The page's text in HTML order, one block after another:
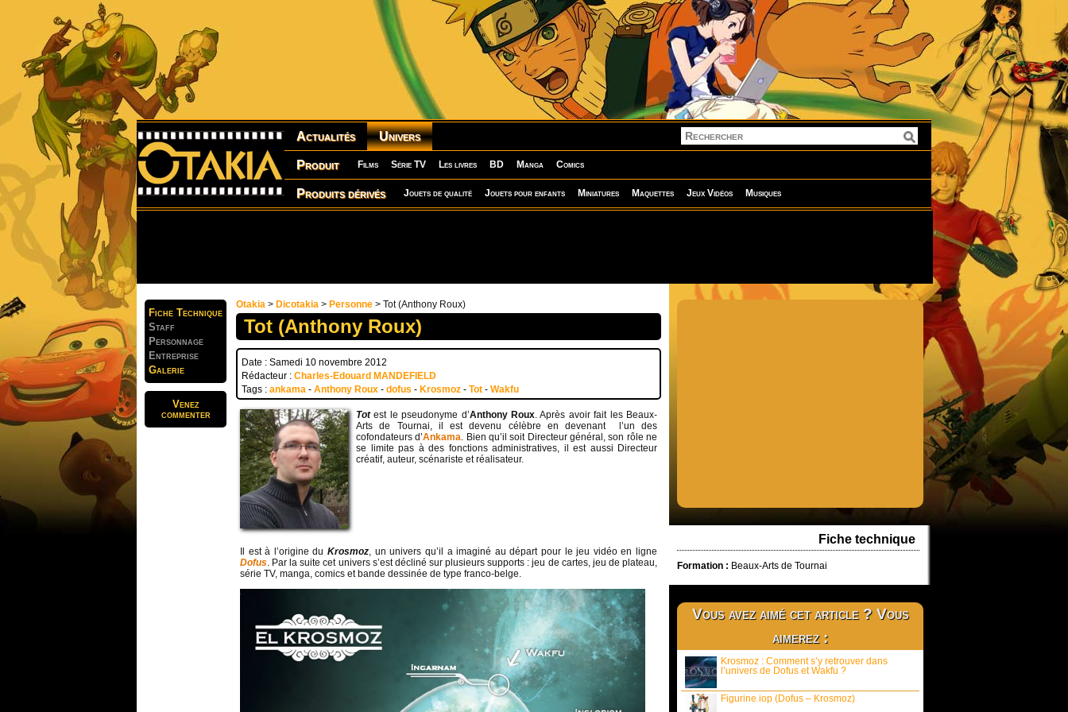
Actualités Univers
Produit Films Série TV Les livres BD Manga Comics
Produits dérivés Jouets de qualité Jouets pour enfants Miniatures Maquettes Jeux Vidéos Musiques
Fiche Technique
Staff
Personnage
Entreprise
Galerie
Venez
commenter
Otakia > Dicotakia > Personne > Tot (Anthony Roux)
Tot (Anthony Roux)
Date : Samedi 10 novembre 2012
Rédacteur : Charles-Edouard MANDEFIELD
Tags : ankama - Anthony Roux - dofus - Krosmoz - Tot - Wakfu
Totest le pseudonyme d’Anthony Roux. Après avoir fait les Beaux-
Arts de Tournai, il est devenu célèbre en devenant l’un des
cofondateurs d’Ankama. Bien qu’il soit Directeur général, son rôle ne
se limite pas à des fonctions administratives, il est aussi Directeur
créatif, auteur, scénariste et réalisateur.
Il est à l’origine duKrosmoz, un univers qu’il a imaginé au départ pour le jeu vidéo en ligne
Dofus. Par la suite cet univers s’est décliné sur plusieurs supports : jeu de cartes, jeu de plateau,
série TV, manga, comics et bande dessinée de type franco-belge.
Fiche technique
Formation : Beaux-Arts de Tournai
Vous avez aimé cet article ? Vous
aimerez :
Krosmoz : Comment s’y retrouver dans
l’univers de Dofus et Wakfu ?
Figurine iop (Dofus – Krosmoz)